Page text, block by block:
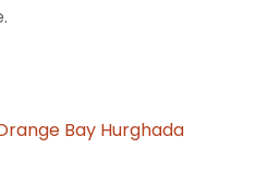
Bay Hurghada